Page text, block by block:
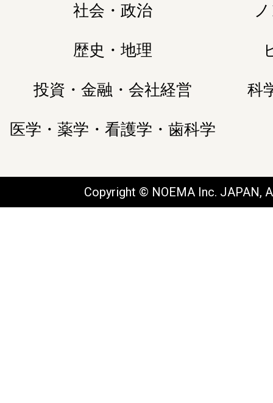
社会・政治
歴史・地理
投資・金融・会社経営 科
医学・薬学・看護学・歯科学
Copyright © NOEMA Inc. JAPAN,